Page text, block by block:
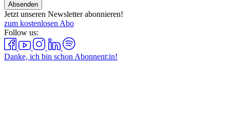
Absenden
Jetzt unseren Newsletter abonnieren!
zum kostenlosen Abo
Follow us:
Danke, ich bin schon Abonnent:in!